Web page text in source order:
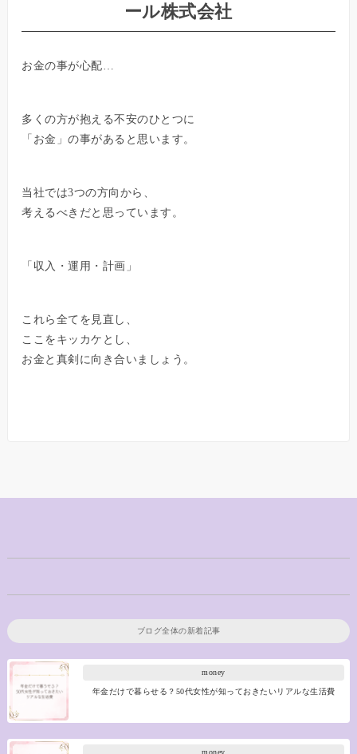
ール株式会社
お金の事が心配…
多くの方が抱える不安のひとつに
「お金」の事があると思います。
当社では3つの方向から、
考えるべきだと思っています。
「収入・運用・計画」
これら全てを見直し、
ここをキッカケとし、
お金と真剣に向き合いましょう。
ブログ全体の新着記事
money
年金だけで暮らせる？50代女性が知っておきたいリアルな生活費
money